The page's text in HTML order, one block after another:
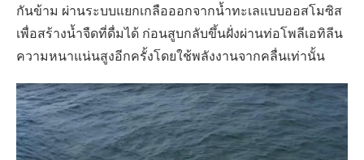
กันข้าม ผ่านระบบแยกเกลือออกจากน้ำทะเลแบบออสโมซิส
เพื่อสร้างน้ำจืดที่ดื่มได้ ก่อนสูบกลับขึ้นฝั่งผ่านท่อโพลีเอทิลีน
ความหนาแน่นสูงอีกครั้งโดยใช้พลังงานจากคลื่นเท่านั้น